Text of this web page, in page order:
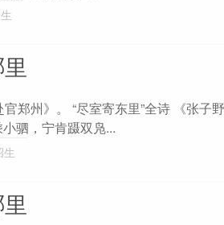
郑州》。 “尽室寄东里”全诗 《张子
驷，宁肯蹑双凫...
生